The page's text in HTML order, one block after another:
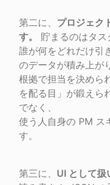
第二に、 プロジェク
す。
貯まるのはタス
誰が何をどれだけ引
のデータが積み上が
根拠で担当を決めら
を配る目」が鍛えら
でなく、
使う人自身の PM ス
す。
第三に、 UI として扱